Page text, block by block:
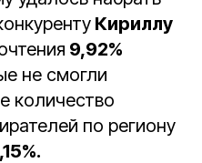
Кириллу
9,92%
не смогли
количество
по региону